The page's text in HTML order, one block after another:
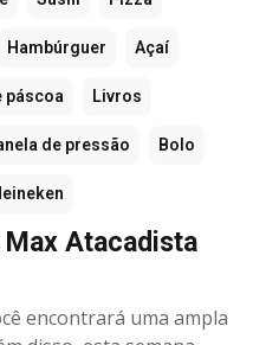
Hambúrguer Açaí
páscoa Livros
de pressão Bolo
Atacadista
encontrará uma ampla